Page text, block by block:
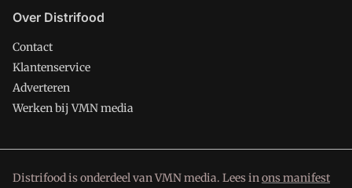
Over Distrifood
Contact
Klantenservice
Adverteren
Werken bij VMN media
Distrifood is onderdeel van VMN media. Lees inons manifest